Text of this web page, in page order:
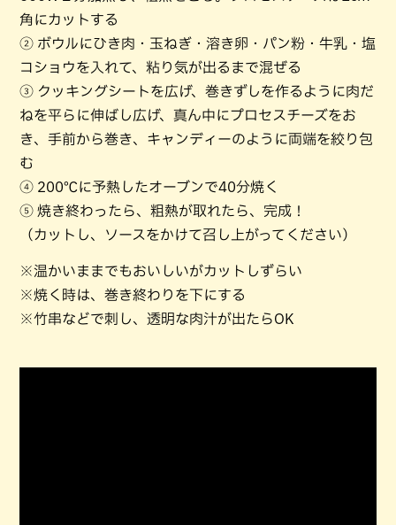
角にカットする
② ボウルにひき肉・玉ねぎ・溶き卵・パン粉・牛乳・塩
コショウを入れて、粘り気が出るまで混ぜる
③ クッキングシートを広げ、巻きずしを作るように肉だ
ねを平らに伸ばし広げ、真ん中にプロセスチーズをお
き、手前から巻き、キャンディーのように両端を絞り包
む
④ 200℃に予熱したオーブンで40分焼く
⑤ 焼き終わったら、粗熱が取れたら、完成！
（カットし、ソースをかけて召し上がってください）
※温かいままでもおいしいがカットしずらい
※焼く時は、巻き終わりを下にする
※竹串などで刺し、透明な肉汁が出たらOK